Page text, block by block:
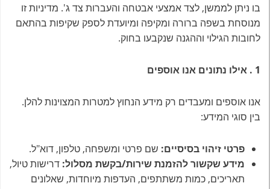
בו ניתן לממשן, לצד אמצעי אבטחה והעברות צד ג'. מדיניות זו
מנוסחת בשפה ברורה ומקיפה ומיועדת לספק שקיפות בהתאם
לחובות הגילוי וההגנה שנקבעו בחוק.
1
. אילו נתונים אנו אוספים
אנו אוספים ומעבדים רק מידע הנחוץ למטרות המצוינות להלן.
בין סוגי המידע:
פרטי זיהוי בסיסיים: שם פרטי ומשפחה, טלפון, דוא"ל.
מידע שקשור להזמנת שירות/בקשת מסלול: דרישות טיול,
תאריכים, כמות משתתפים, העדפות מיוחדות, שאלונים